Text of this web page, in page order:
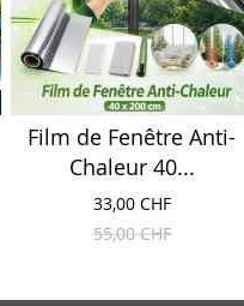
Film de Fenêtre Anti-
Chaleur 40...
33,00 CHF
55,00 CHF